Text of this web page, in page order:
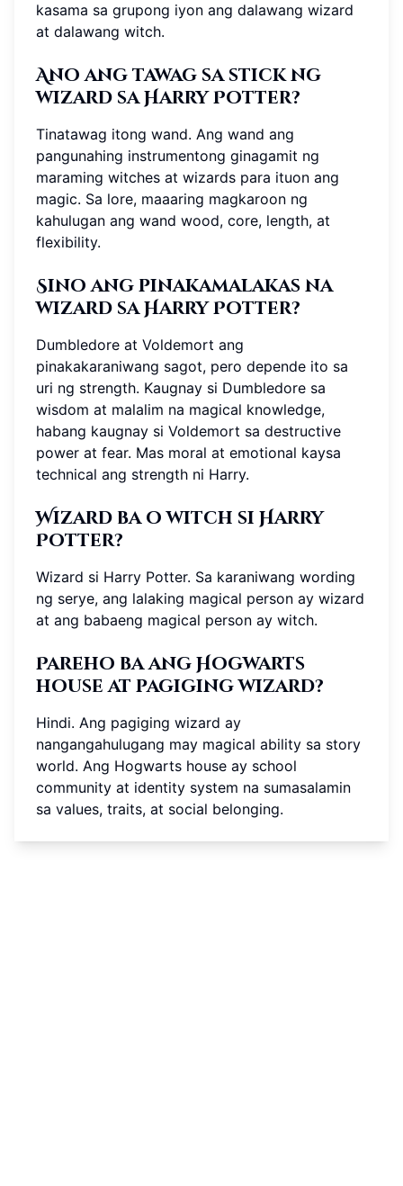
kasama sa grupong iyon ang dalawang wizard
at dalawang witch.
Ano ang tawag sa stick ng
wizard sa Harry Potter?
Tinatawag itong wand. Ang wand ang
pangunahing instrumentong ginagamit ng
maraming witches at wizards para ituon ang
magic. Sa lore, maaaring magkaroon ng
kahulugan ang wand wood, core, length, at
flexibility.
Sino ang pinakamalakas na
wizard sa Harry Potter?
Dumbledore at Voldemort ang
pinakakaraniwang sagot, pero depende ito sa
uri ng strength. Kaugnay si Dumbledore sa
wisdom at malalim na magical knowledge,
habang kaugnay si Voldemort sa destructive
power at fear. Mas moral at emotional kaysa
technical ang strength ni Harry.
Wizard ba o witch si Harry
Potter?
Wizard si Harry Potter. Sa karaniwang wording
ng serye, ang lalaking magical person ay wizard
at ang babaeng magical person ay witch.
Pareho ba ang Hogwarts
house at pagiging wizard?
Hindi. Ang pagiging wizard ay
nangangahulugang may magical ability sa story
world. Ang Hogwarts house ay school
community at identity system na sumasalamin
sa values, traits, at social belonging.